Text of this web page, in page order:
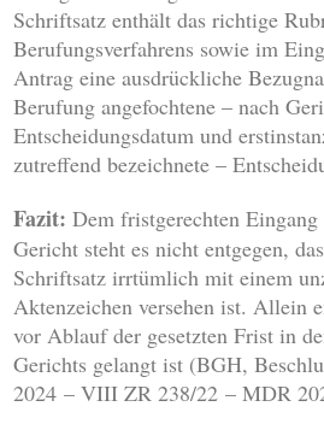
Schriftsatz enthält das richtige
Berufungsverfahrens sowie im
Antrag eine ausdrückliche
Berufung angefochtene – nach
Entscheidungsdatum und
zutreffend bezeichnete –
Fazit: Dem fristgerechten
Gericht steht es nicht entgegen,
Schriftsatz irrtümlich mit einem
Aktenzeichen versehen ist. Allein
vor Ablauf der gesetzten Frist in
Gerichts gelangt ist (BGH,
2024 – VIII ZR 238/22 – MDR